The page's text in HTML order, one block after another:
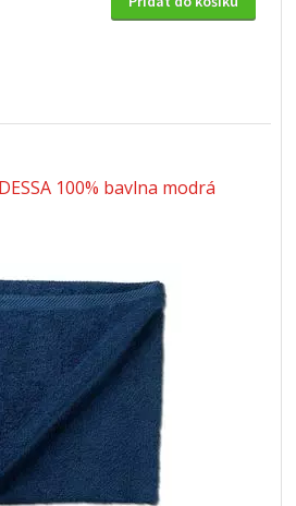
100% bavlna modrá